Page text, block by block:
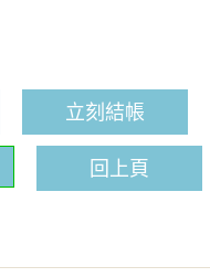
立刻結帳
回上頁